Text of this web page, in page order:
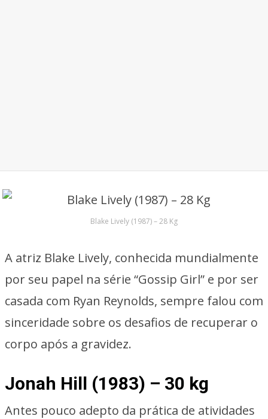
Blake Lively (1987) – 28 Kg
A atriz Blake Lively, conhecida mundialmente
por seu papel na série “Gossip Girl” e por ser
casada com Ryan Reynolds, sempre falou com
sinceridade sobre os desafios de recuperar o
corpo após a gravidez.
Jonah Hill (1983) – 30 kg
Antes pouco adepto da prática de atividades